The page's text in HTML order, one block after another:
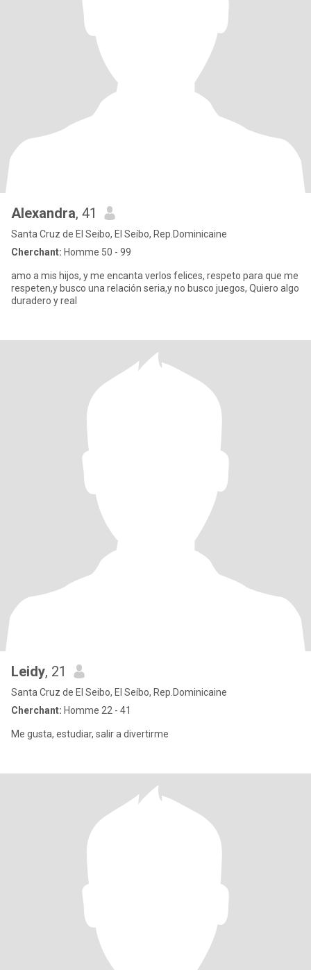
Alexandra, 41
Santa Cruz de El Seibo, El Seíbo, Rep.Dominicaine
Cherchant: Homme 50 - 99
amo a mis hijos, y me encanta verlos felices, respeto para que me
respeten,y busco una relación seria,y no busco juegos, Quiero algo
duradero y real
Leidy, 21
Santa Cruz de El Seibo, El Seíbo, Rep.Dominicaine
Cherchant: Homme 22 - 41
Me gusta, estudiar, salir a divertirme